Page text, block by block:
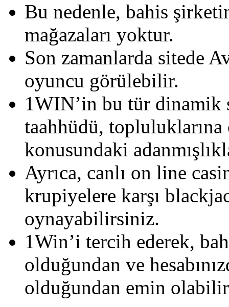
Bu nedenle, bahis
mağazaları yoktur.
Son zamanlarda sitede
oyuncu görülebilir.
1WIN’in bu tür dinamik
taahhüdü,
konusundaki
Ayrıca, canlı on line
krupiyelere karşı
oynayabilirsiniz.
1Win’i tercih ederek,
olduğundan ve
olduğundan emin